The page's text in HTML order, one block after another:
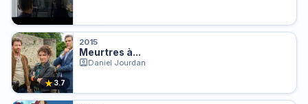
★3.7
2015
Meurtres à...
Daniel Jourdan